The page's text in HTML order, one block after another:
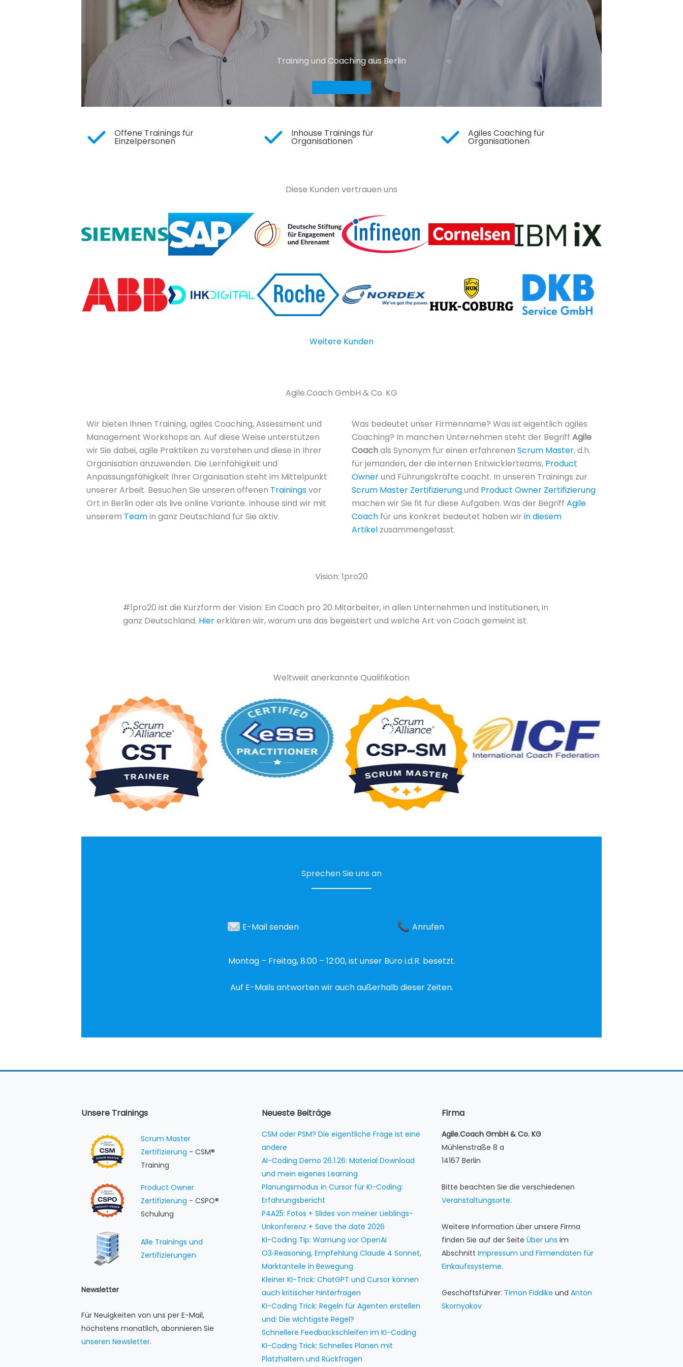
Training und Coaching aus Berlin
Offene Trainings für
Einzelpersonen
Inhouse Trainings für
Organisationen
Agiles Coaching für
Organisationen
Diese Kunden vertrauen uns
Weitere Kunden
Agile.Coach GmbH & Co. KG
Wir bieten Ihnen Training, agiles Coaching, Assessment und
Management Workshops an. Auf diese Weise unterstützen
wir Sie dabei, agile Praktiken zu verstehen und diese in Ihrer
Organisation anzuwenden. Die Lernfähigkeit und
Anpassungsfähigkeit Ihrer Organisation steht im Mittelpunkt
unserer Arbeit. Besuchen Sie unseren offenen Trainingsvor
Ort in Berlin oder als live online Variante. Inhouse sind wir mit
unserem Teamin ganz Deutschland für Sie aktiv.
Was bedeutet unser Firmenname? Was ist eigentlich agiles
Coaching? In manchen Unternehmen steht der Begriff Agile
Coachals Synonym für einen erfahrenen Scrum Master, d.h.
für jemanden, der die internen Entwicklerteams, Product
Ownerund Führungskräfte coacht. In unseren Trainings zur
Scrum Master Zertifizierungund Product Owner Zertifizierung
machen wir Sie fit für diese Aufgaben. Was der Begriff Agile
Coach für uns konkret bedeutet haben wir in diesem
Artikel zusammengefasst.
Vision: 1pro20
#1pro20 ist die Kurzform der Vision: Ein Coach pro 20 Mitarbeiter, in allen Unternehmen und Institutionen, in
ganz Deutschland. Hiererklären wir, warum uns das begeistert und welche Art von Coach gemeint ist.
Weltweit anerkannte Qualifikation
Sprechen Sie uns an
E-Mail senden Anrufen
Montag – Freitag, 8:00 – 12:00, ist unser Büro i.d.R. besetzt.
Auf E-Mails antworten wir auch außerhalb dieser Zeiten.
Unsere Trainings
Scrum Master
Zertifizierung - CSM®
Training
Product Owner
Zertifizierung - CSPO®
Schulung
Alle Trainings und
Zertifizierungen
Newsletter
Für Neuigkeiten von uns per E-Mail,
höchstens monatlich, abonnieren Sie
unseren Newsletter.
Neueste Beiträge
CSM oder PSM? Die eigentliche Frage ist eine
andere
AI-Coding Demo 26.1.26: Material Download
und mein eigenes Learning
Planungsmodus in Cursor für KI-Coding:
Erfahrungsbericht
P4A25: Fotos + Slides von meiner Lieblings-
Unkonferenz + Save the date 2026
KI-Coding Tip: Warnung vor OpenAI
O3‑Reasoning, Empfehlung Claude 4 Sonnet,
Marktanteile in Bewegung
Kleiner KI-Trick: ChatGPT und Cursor können
auch kritischer hinterfragen
KI-Coding Trick: Regeln für Agenten erstellen
und: Die wichtigste Regel?
Schnellere Feedbackschleifen im KI-Coding
KI-Coding Trick: Schnelles Planen mit
Platzhaltern und Rückfragen
Firma
Agile.Coach GmbH & Co. KG
Mühlenstraße 8 a
14167 Berlin
Bitte beachten Sie die verschiedenen
Veranstaltungsorte.
Weitere Information über unsere Firma
finden Sie auf der SeiteÜber uns im
AbschnittImpressum und Firmendaten für
Einkaufssysteme.
Geschäftsführer: Timon Fiddike undAnton
Skornyakov